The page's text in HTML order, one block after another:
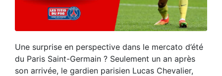
Une surprise en perspective dans le mercato d’été
du Paris Saint-Germain ? Seulement un an après
son arrivée, le gardien parisien Lucas Chevalier,